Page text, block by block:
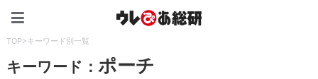
TOP>キーワード別一覧
キーワード：ポーチ